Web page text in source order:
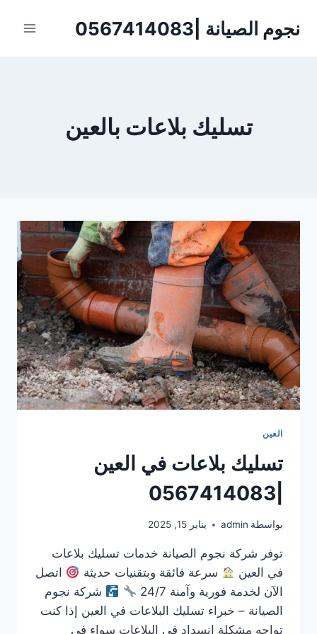
نجوم الصيانة |0567414083
تسليك بلاعات بالعين
العين
تسليك بلاعات في العين
بواسطة admin يناير 15, 2025
توفر شركة نجوم الصيانة خدمات تسليك بلاعات
في العين
سرعة فائقة وبتقنيات حديثة
اتصل
الآن لخدمة فورية وآمنة 24/7
شركة نجوم
الصيانة – خبراء تسليك البلاعات في العين إذا كنت
تواجه مشكلة انسداد في البلاعات سواء في